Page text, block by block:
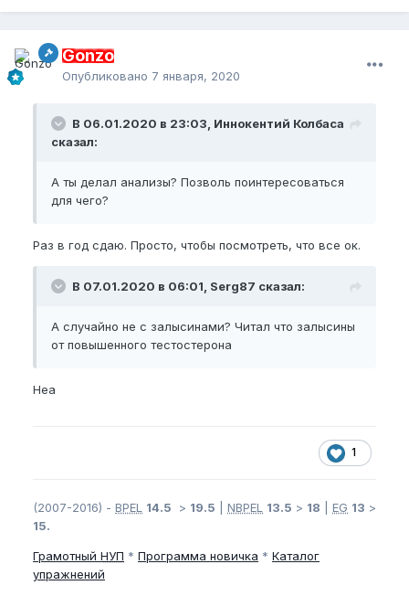
Gonzo
Опубликовано 7 января, 2020
В 06.01.2020 в 23:03, Иннокентий Колбаса
сказал:
А ты делал анализы? Позволь поинтересоваться
для чего?
Раз в год сдаю. Просто, чтобы посмотреть, что все ок.
В 07.01.2020 в 06:01, Serg87 сказал:
А случайно не с залысинами? Читал что залысины
от повышенного тестостерона
Неа
1
(2007-2016) - BPEL 14.5 > 19.5 NBPEL 13.5 > 18 EG 13 >
15.
Грамотный НУП * Программа новичка * Каталог
упражнений